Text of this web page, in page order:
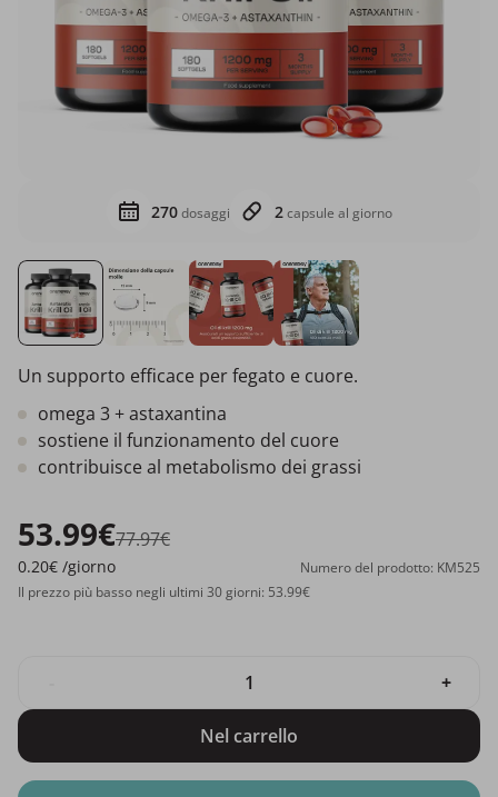
270dosaggi 2capsule al giorno
Un supporto efficace per fegato e cuore.
omega 3 + astaxantina
sostiene il funzionamento del cuore
contribuisce al metabolismo dei grassi
53.99€77.97€
0.20€ /giorno
Numero del prodotto: KM525
Il prezzo più basso negli ultimi 30 giorni: 53.99€
+
Nel carrello